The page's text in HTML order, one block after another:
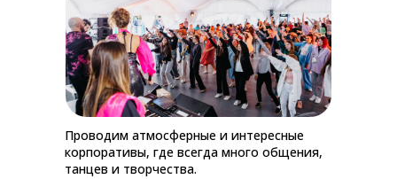
Проводим атмосферные и интересные
корпоративы, где всегда много общения,
танцев и творчества.